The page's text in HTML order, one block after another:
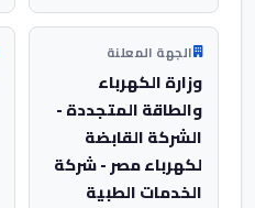
الجهة المعلنة
وزارة الكهرباء
والطاقة المتجددة -
الشركة القابضة
لكهرباء مصر - شركة
الخدمات الطبية